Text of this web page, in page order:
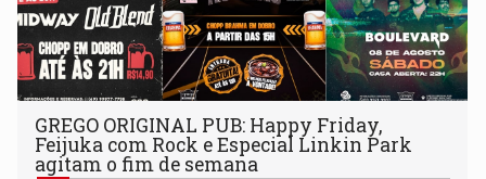
GREGO ORIGINAL PUB: Happy Friday,
Feijuka com Rock e Especial Linkin Park
agitam o fim de semana